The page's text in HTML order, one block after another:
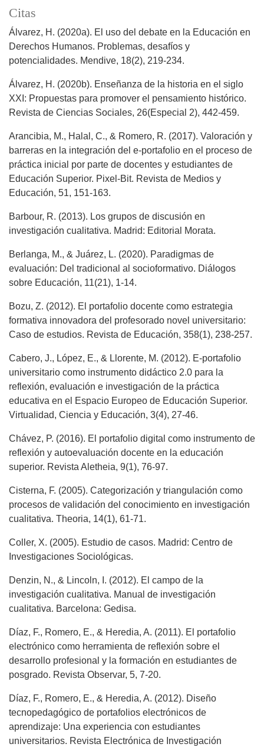
Citas
Álvarez, H. (2020a). El uso del debate en la Educación en
Derechos Humanos. Problemas, desafíos y
potencialidades. Mendive, 18(2), 219-234.
Álvarez, H. (2020b). Enseñanza de la historia en el siglo
XXI: Propuestas para promover el pensamiento histórico.
Revista de Ciencias Sociales, 26(Especial 2), 442-459.
Arancibia, M., Halal, C., & Romero, R. (2017). Valoración y
barreras en la integración del e-portafolio en el proceso de
práctica inicial por parte de docentes y estudiantes de
Educación Superior. Pixel-Bit. Revista de Medios y
Educación, 51, 151-163.
Barbour, R. (2013). Los grupos de discusión en
investigación cualitativa. Madrid: Editorial Morata.
Berlanga, M., & Juárez, L. (2020). Paradigmas de
evaluación: Del tradicional al socioformativo. Diálogos
sobre Educación, 11(21), 1-14.
Bozu, Z. (2012). El portafolio docente como estrategia
formativa innovadora del profesorado novel universitario:
Caso de estudios. Revista de Educación, 358(1), 238-257.
Cabero, J., López, E., & Llorente, M. (2012). E-portafolio
universitario como instrumento didáctico 2.0 para la
reflexión, evaluación e investigación de la práctica
educativa en el Espacio Europeo de Educación Superior.
Virtualidad, Ciencia y Educación, 3(4), 27-46.
Chávez, P. (2016). El portafolio digital como instrumento de
reflexión y autoevaluación docente en la educación
superior. Revista Aletheia, 9(1), 76-97.
Cisterna, F. (2005). Categorización y triangulación como
procesos de validación del conocimiento en investigación
cualitativa. Theoria, 14(1), 61-71.
Coller, X. (2005). Estudio de casos. Madrid: Centro de
Investigaciones Sociológicas.
Denzin, N., & Lincoln, I. (2012). El campo de la
investigación cualitativa. Manual de investigación
cualitativa. Barcelona: Gedisa.
Díaz, F., Romero, E., & Heredia, A. (2011). El portafolio
electrónico como herramienta de reflexión sobre el
desarrollo profesional y la formación en estudiantes de
posgrado. Revista Observar, 5, 7-20.
Díaz, F., Romero, E., & Heredia, A. (2012). Diseño
tecnopedagógico de portafolios electrónicos de
aprendizaje: Una experiencia con estudiantes
universitarios. Revista Electrónica de Investigación